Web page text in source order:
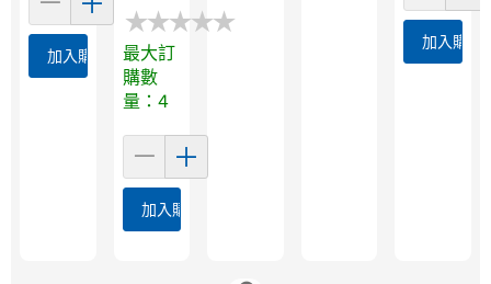
加入購物車
★★★★★
★★★★★
最大訂
購數
量：4
加入購物車
加入購物